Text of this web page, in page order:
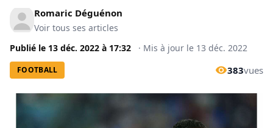
Romaric Déguénon
Voir tous ses articles
Publié le 13 déc. 2022 à 17:32 · Mis à jour le 13 déc. 2022
FOOTBALL 383vues